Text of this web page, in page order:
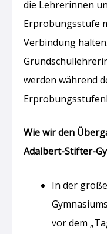
die Lehrerinnen
Erprobungsstufe
Verbindung
werden während
Wie wir den
Adalbert-Stifter-
In der
vor dem